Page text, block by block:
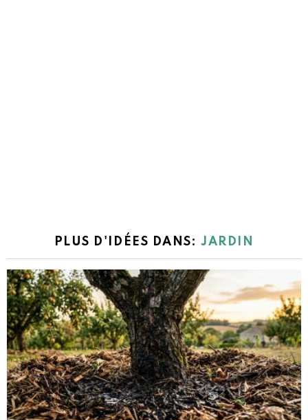
PLUS D'IDÉES DANS:JARDIN